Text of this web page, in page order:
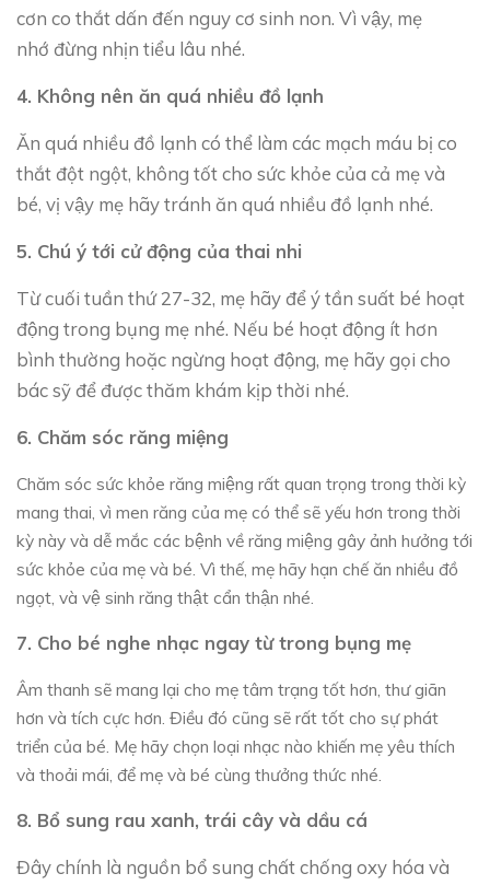
cơn co thắt dấn đến nguy cơ sinh non. Vì vậy, mẹ
nhớ đừng nhịn tiểu lâu nhé.
4. Không nên ăn quá nhiều đồ lạnh
Ăn quá nhiều đồ lạnh có thể làm các mạch máu bị co
thắt đột ngột, không tốt cho sức khỏe của cả mẹ và
bé, vị vậy mẹ hãy tránh ăn quá nhiều đồ lạnh nhé.
5. Chú ý tới cử động của thai nhi
Từ cuối tuần thứ 27-32, mẹ hãy để ý tần suất bé hoạt
động trong bụng mẹ nhé. Nếu bé hoạt động ít hơn
bình thường hoặc ngừng hoạt động, mẹ hãy gọi cho
bác sỹ để được thăm khám kịp thời nhé.
6. Chăm sóc răng miệng
Chăm sóc sức khỏe răng miệng rất quan trọng trong thời kỳ
mang thai, vì men răng của mẹ có thể sẽ yếu hơn trong thời
kỳ này và dễ mắc các bệnh về răng miệng gây ảnh hưởng tới
sức khỏe của mẹ và bé. Vì thế, mẹ hãy hạn chế ăn nhiều đồ
ngọt, và vệ sinh răng thật cẩn thận nhé.
7. Cho bé nghe nhạc ngay từ trong bụng mẹ
Âm thanh sẽ mang lại cho mẹ tâm trạng tốt hơn, thư giãn
hơn và tích cực hơn. Điều đó cũng sẽ rất tốt cho sự phát
triển của bé. Mẹ hãy chọn loại nhạc nào khiến mẹ yêu thích
và thoải mái, để mẹ và bé cùng thưởng thức nhé.
8. Bổ sung rau xanh, trái cây và dầu cá
Đây chính là nguồn bổ sung chất chống oxy hóa và